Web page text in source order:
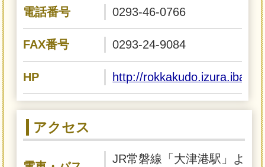
電話番号 0293-46-0766
FAX番号 0293-24-9084
HP http://
アクセス
JR常磐線「大津港駅」よ